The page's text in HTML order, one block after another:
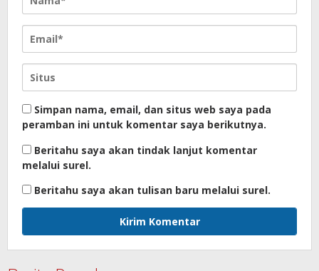
Simpan nama, email, dan situs web saya pada
peramban ini untuk komentar saya berikutnya.
Beritahu saya akan tindak lanjut komentar
melalui surel.
Beritahu saya akan tulisan baru melalui surel.